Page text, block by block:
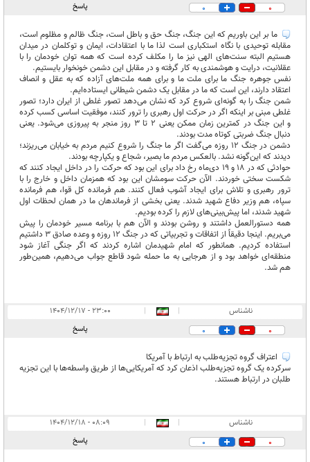
0
0 پاسخ
ما بر این باوریم که این جنگ، جنگ حق و باطل است، جنگ ظالم و مظلوم است،
مقابله توحیدی با نگاه استکباری است لذا ما با اعتقادات، ایمان و توکلمان در میدان
هستیم البته سنت‌های الهی نیز ما را مکلف کرده است که همه توان خودمان را با
عقلانیت، درایت و هوشمندی به کار گرفته و در مقابل این دشمن خونخوار بایستیم.
نفس جوهره جنگ ما برای ملت ما و برای همه ملت‌های آزاده که به عقل و انصاف
اعتقاد دارند، این است که ما در مقابل یک دشمن شیطانی ایستاده‌ایم.
شمن جنگ را به گونه‌ای شروع کرد که نشان می‌دهد تصور غلطی از ایران دارد؛ تصور
غلطی مبنی بر اینکه اگر در حرکت اول رهبری را ترور کنند، موفقیت اساسی کسب کرده
و این جنگ در کمترین زمان ممکن یعنی ۲ تا ۳ روز منجر به پیروزی می‌شود. یعنی
دنبال جنگ ضربتی کوتاه مدت بودند.
دشمن در جنگ ۱۲ روزه می‌گفت اگر ما جنگ را شروع کنیم مردم به خیابان می‌ریزند؛
دیدند که این‌گونه نشد. بالعکس مردم ما بصیر، شجاع و یکپارچه بودند.
حوادثی که در ۱۸ و ۱۹ دی‌ماه رخ داد برای این بود که حرکت را در داخل ایجاد کنند که
شکست سختی خوردند. الآن حرکت سومشان این بود که همزمان داخل و خارج را با
ترور رهبری و تلاش برای ایجاد آشوب فعال کنند. هم فرمانده کل قوا، هم فرمانده
سپاه، هم وزیر دفاع شهید شدند. یعنی بخشی از فرماندهان ما در همان لحظات اول
شهید شدند، اما پیش‌بینی‌های لازم را کرده بودیم.
همه دستورالعمل داشتند و روشن بودند و الآن هم با برنامه مسیر خودمان را پیش
می‌بریم. اینجا دقیقاً از اتفاقات و تجربیاتی که در جنگ ۱۲ روزه و وعده صادق ۳ داشتیم
استفاده کردیم. همانطور که امام شهیدمان اشاره کردند که اگر جنگی آغاز شود
منطقه‌ای خواهد بود و از هرجایی به ما حمله شود قاطع جواب می‌دهیم، همین‌طور
هم شد.
ناشناس |
|
۲۳:۰۰ - ۱۴۰۴/۱۲/۱۷
0
0 پاسخ
اعتراف گروه تجزیه‌طلب به ارتباط با آمریکا
سرکرده یک گروه تجزیه‌طلب اذعان کرد که آمریکایی‌ها از طریق واسطه‌ها با این تجزیه
طلبان در ارتباط هستند.
ناشناس |
|
۰۸:۰۹ - ۱۴۰۴/۱۲/۱۸
0
0 پاسخ